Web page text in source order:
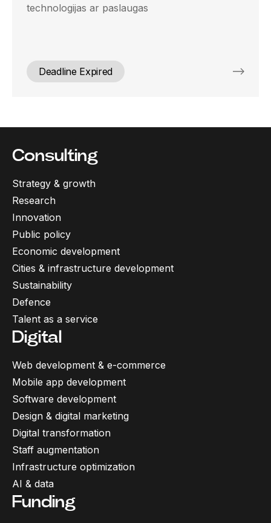
technologijas ar paslaugas
Deadline Expired
Consulting
Strategy & growth
Research
Innovation
Public policy
Economic development
Cities & infrastructure development
Sustainability
Defence
Talent as a service
Digital
Web development & e-commerce
Mobile app development
Software development
Design & digital marketing
Digital transformation
Staff augmentation
Infrastructure optimization
AI & data
Funding